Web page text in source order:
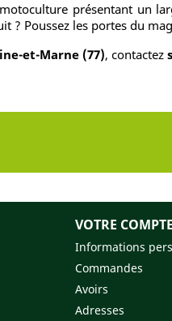
présentant un
? Poussez les portes du
et-Marne (77), contactez
VOTRE COMPTE
Informations
Commandes
Avoirs
Adresses